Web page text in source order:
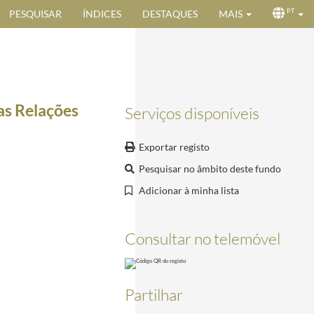
PESQUISAR ÍNDICES DESTAQUES MAIS PT
Serviços disponíveis
Exportar registo
Pesquisar no âmbito deste fundo
Adicionar à minha lista
Consultar no telemóvel
Partilhar
Relações